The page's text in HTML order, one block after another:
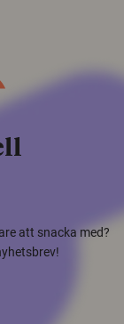
att snacka med?